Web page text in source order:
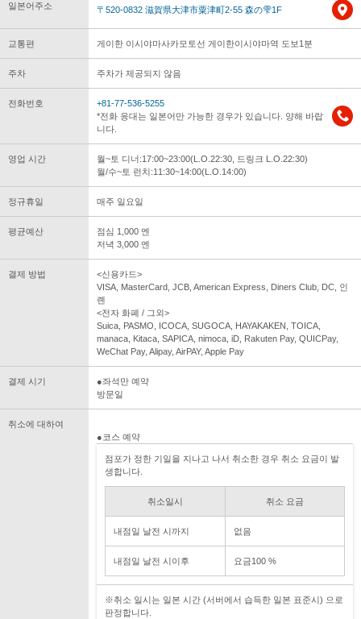
일본어주소 〒520-0832 滋賀県大津市粟津町2-55 森の雫1F
교통편 게이한 이시야마사카모토선 게이한이시야마역 도보1분
주차 주차가 제공되지 않음
전화번호
+81-77-536-5255
*전화 응대는 일본어만 가능한 경우가 있습니다. 양해 바랍
니다.
영업 시간
월~토 디너:17:00~23:00(L.O.22:30, 드링크 L.O.22:30)
월/수~토 런치:11:30~14:00(L.O.14:00)
정규휴일 매주 일요일
평균예산
점심 1,000 엔
저녁 3,000 엔
결제 방법
<신용카드>
VISA, MasterCard, JCB, American Express, Diners Club, DC, 인
롄
<전자 화폐 / 그외>
Suica, PASMO, ICOCA, SUGOCA, HAYAKAKEN, TOICA,
manaca, Kitaca, SAPICA, nimoca, iD, Rakuten Pay, QUICPay,
WeChat Pay, Alipay, AirPAY, Apple Pay
결제 시기
●좌석만 예약
방문일
취소에 대하여
●코스 예약
점포가 정한 기일을 지나고 나서 취소한 경우 취소 요금이 발
생합니다.
취소일시 취소 요금
내점일 날전 시까지 없음
내점일 날전 시이후 요금100 %
※취소 일시는 일본 시간 (서버에서 습득한 일본 표준시) 으로
판정합니다.